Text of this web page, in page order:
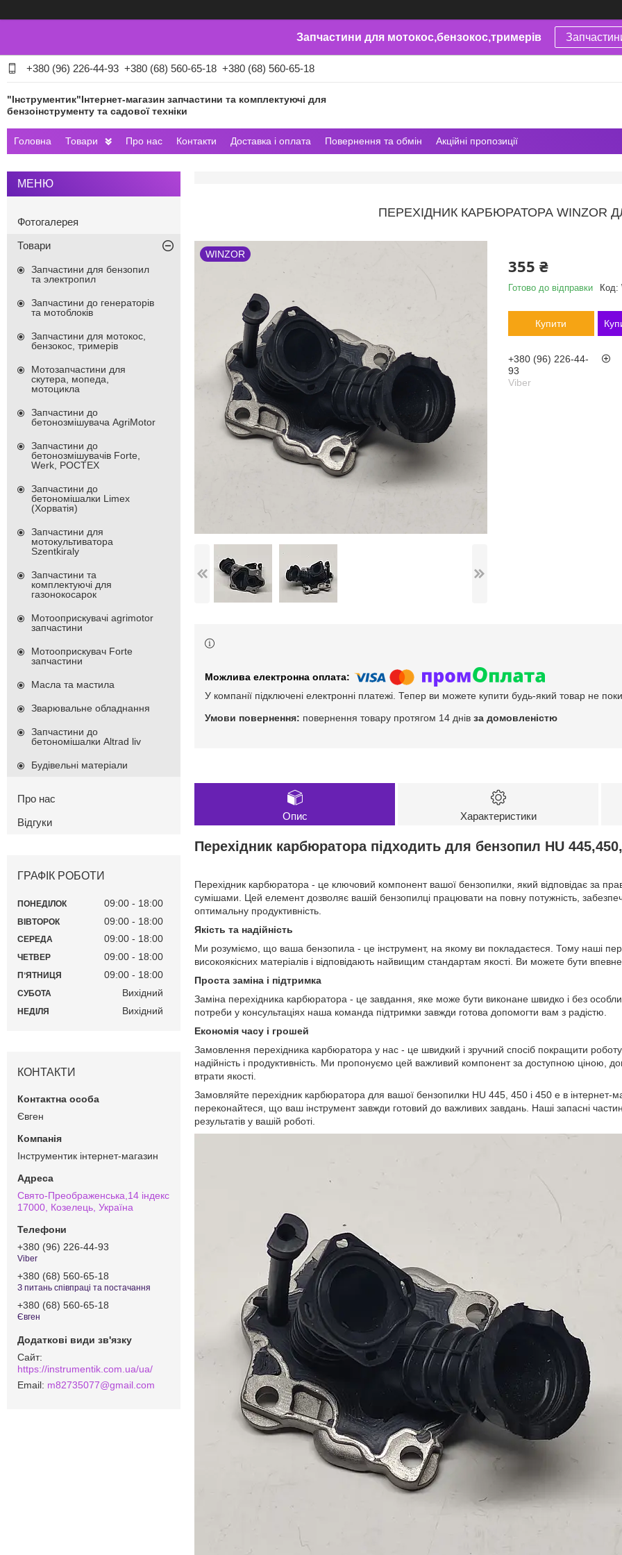
Запчастини для мотокос,бензокос,тримерів
+380 (96) 226-44-93 +380 (68) 560-65-18 +380 (68) 560-65-18
"Інструментик"Інтернет-магазин запчастини та комплектуючі для
бензоінструменту та садової техніки
Головна Товари Про нас Контакти Доставка і оплата Повернення та обмін Акційні пропозиції
ПЕРЕХІДНИК КАРБЮРАТОРА WINZOR
WINZOR
355 ₴
Готово до відправки Код:
Купити
+380 (96) 226-44-
93
Viber
У компанії підключені електронні платежі. Тепер ви можете купити будь-який товар не
повернення товару протягом 14 днів за домовленістю
Опис Характеристики
Перехідник карбюратора підходить для бензопил HU
Перехідник карбюратора - це ключовий компонент вашої бензопилки, який відповідає за
сумішами. Цей елемент дозволяє вашій бензопилці працювати на повну потужність,
оптимальну продуктивність.
Якість та надійність
Ми розуміємо, що ваша бензопила - це інструмент, на якому ви покладаєтеся. Тому наші
високоякісних матеріалів і відповідають найвищим стандартам якості. Ви можете бути
Проста заміна і підтримка
Заміна перехідника карбюратора - це завдання, яке може бути виконане швидко і без
потреби у консультаціях наша команда підтримки завжди готова допомогти вам з радістю.
Економія часу і грошей
Замовлення перехідника карбюратора у нас - це швидкий і зручний спосіб покращити
надійність і продуктивність. Ми пропонуємо цей важливий компонент за доступною ціною,
втрати якості.
Замовляйте перехідник карбюратора для вашої бензопилки HU 445, 450 і 450 e в інтернет-
переконайтеся, що ваш інструмент завжди готовий до важливих завдань. Наші запасні
результатів у вашій роботі.
Фотогалерея
Товари
Запчастини для бензопил
та электропил
Запчастини до генераторів
та мотоблоків
Запчастини для мотокос,
бензокос, тримерів
Мотозапчастини для
скутера, мопеда,
мотоцикла
Запчастини до
бетонозмішувача AgriMotor
Запчастини до
бетонозмішувачів Forte,
Werk, РОСТЕХ
Запчастини до
бетономішалки Limex
(Хорватія)
Запчастини для
мотокультиватора
Szentkiraly
Запчастини та
комплектуючі для
газонокосарок
Мотооприскувачі agrimotor
запчастини
Мотооприскувач Forte
запчастини
Масла та мастила
Зварювальне обладнання
Запчастини до
бетономішалки Altrad liv
Будівельні матеріали
Про нас
Відгуки
ГРАФІК РОБОТИ
ПОНЕДІЛОК 09:00 18:00
ВІВТОРОК 09:00 18:00
СЕРЕДА 09:00 18:00
ЧЕТВЕР 09:00 18:00
ПʼЯТНИЦЯ 09:00 18:00
СУБОТА Вихідний
НЕДІЛЯ Вихідний
КОНТАКТИ
Євген
Інструментик інтернет-магазин
Свято-Преображенська,14 індекс
17000, Козелець, Україна
+380 (96) 226-44-93
Viber
+380 (68) 560-65-18
З питань співпраці та постачання
+380 (68) 560-65-18
Євген
https://instrumentik.com.ua/ua/
m82735077@gmail.com